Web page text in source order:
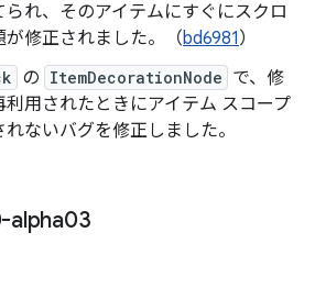
られ、そのアイテムにすぐにスクロ
が修正されました。（bd6981）
の ItemDecorationNode で、修
用されたときにアイテム スコープ
ないバグを修正しました。
alpha03